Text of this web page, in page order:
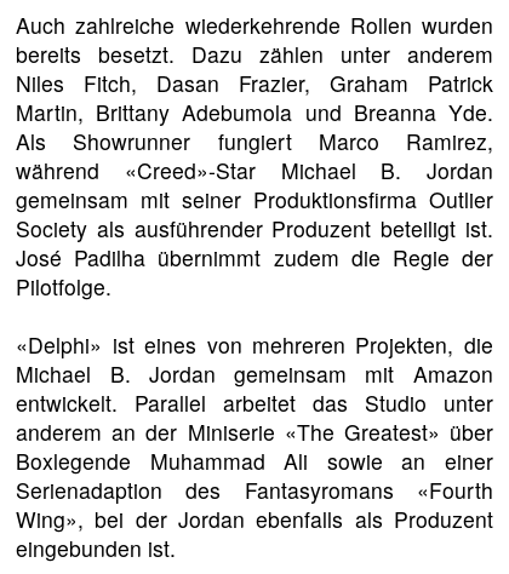
Auch zahlreiche wiederkehrende Rollen wurden
bereits besetzt. Dazu zählen unter anderem
Niles Fitch, Dasan Frazier, Graham Patrick
Martin, Brittany Adebumola und Breanna Yde.
Als Showrunner fungiert Marco Ramirez,
während «Creed»-Star Michael B. Jordan
gemeinsam mit seiner Produktionsfirma Outlier
Society als ausführender Produzent beteiligt ist.
José Padilha übernimmt zudem die Regie der
Pilotfolge.
«Delphi» ist eines von mehreren Projekten, die
Michael B. Jordan gemeinsam mit Amazon
entwickelt. Parallel arbeitet das Studio unter
anderem an der Miniserie «The Greatest» über
Boxlegende Muhammad Ali sowie an einer
Serienadaption des Fantasyromans «Fourth
Wing», bei der Jordan ebenfalls als Produzent
eingebunden ist.